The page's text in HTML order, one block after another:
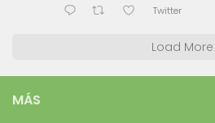
Twitter
Load More
MÁS